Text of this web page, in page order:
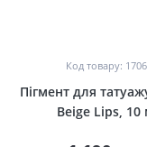
Код товару:
Пігмент для
Beige Lips, 10